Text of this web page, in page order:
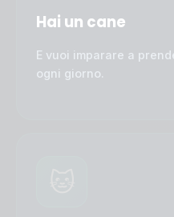
Hai un cane
E vuoi imparare a
ogni giorno.